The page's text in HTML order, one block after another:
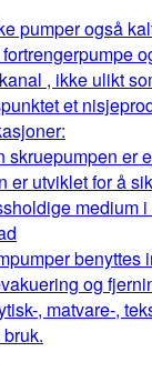
pumper også
, ikke ulikt
et
skruepumpen er
er utviklet for å
medium
benyttes
og
, matvare-,